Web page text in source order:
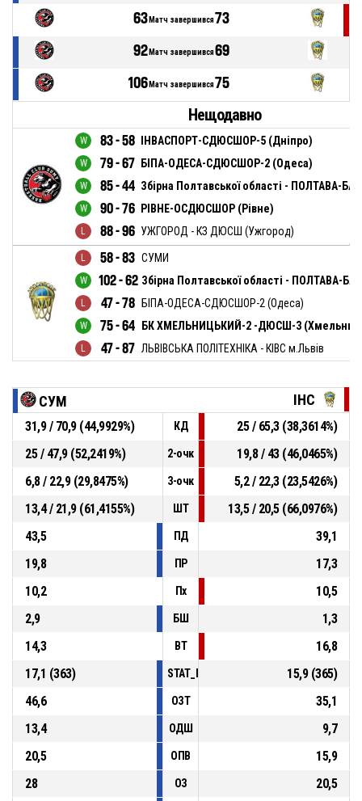
63 Матч завершився73
92 Матч завершився69
106 Матч завершився75
Нещодавно
83 - 58 ІНВАСПОРТ-СДЮСШОР-5 (Дніпро)
79 - 67 БІПА-ОДЕСА-СДЮСШОР-2 (Одеса)
85 - 44 Збірна Полтавської області - ПОЛТАВА-
90 - 76 РІВНЕ-ОСДЮСШОР (Рівне)
88 - 96 УЖГОРОД - КЗ ДЮСШ (Ужгород)
58 - 83 СУМИ
102 - 62 Збірна Полтавської області - ПОЛТАВА-
47 - 78 БІПА-ОДЕСА-СДЮСШОР-2 (Одеса)
75 - 64 БК ХМЕЛЬНИЦЬКИЙ-2 -ДЮСШ-3
47 - 87 ЛЬВІВСЬКА ПОЛІТЕХНІКА - КІВС м.Львів
СУМ ІНС
31,9 / 70,9 (44,9929%) КД
25 / 65,3 (38,3614%)
25 / 47,9 (52,2419%)
2-очк
19,8 / 43 (46,0465%)
6,8 / 22,9 (29,8475%)
3-очк
5,2 / 22,3 (23,5426%)
13,4 / 21,9 (61,4155%)
ШТ
13,5 / 20,5 (66,0976%)
43,5
ПД
39,1
19,8
ПР
17,3
10,2
Пх
10,5
2,9
БШ
1,3
14,3
ВТ
16,8
17,1 (363)
15,9 (365)
46,6
ОЗТ
35,1
13,4
ОДШ
9,7
20,5
ОПВ
15,9
28
ОЗ
20,5